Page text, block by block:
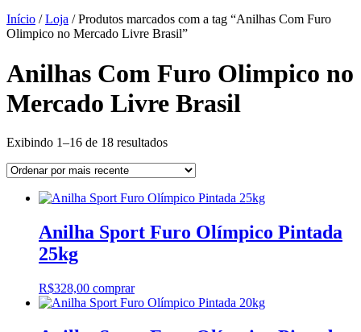
Início /Loja / Produtos marcados com a tag “Anilhas Com Furo
Olimpico no Mercado Livre Brasil”
Anilhas Com Furo Olimpico no
Mercado Livre Brasil
Exibindo 1–16 de 18 resultadosClassificado
mais
Anilha Sport Furo Olímpico Pintada
25kg
R$328,00 comprar